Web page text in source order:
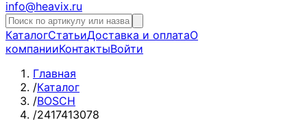
info@heavix.ru
КаталогСтатьиДоставка и оплатаО
компанииКонтактыВойти
Главная
/Каталог
/BOSCH
/2417413078